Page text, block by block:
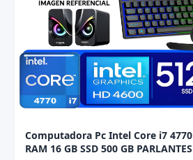
Computadora Pc Intel Core i7 4770 Monitor 24 fhd'
RAM 16 GB SSD 500 GB PARLANTES